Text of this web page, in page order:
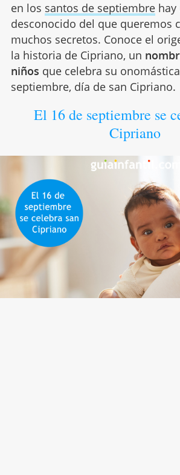
en los santos de septiembrehay
desconocido del que queremos
muchos secretos. Conoce el
la historia de Cipriano, un
niños que celebra su
septiembre, día de san Cipriano.
El 16 de septiembre se
Cipriano